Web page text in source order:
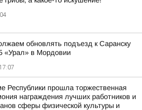
обновлять подъезд к Саранску
«Урал» в Мордовии
17:07
Республики прошла торжественная
награждения лучших работников и
сферы физической культуры и